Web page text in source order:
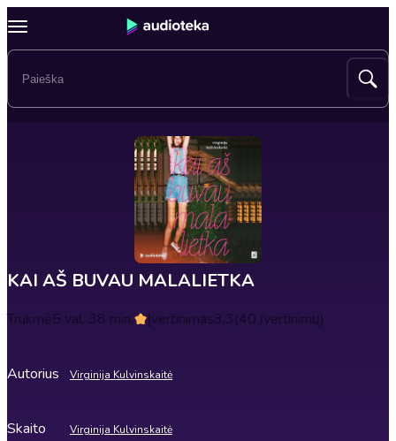
KAI AŠ BUVAU MALALIETKA
Trukmė5 val. 38 min. Įvertinimas3.3(40 įvertinimų)
Autorius Virginija Kulvinskaitė
Skaito Virginija Kulvinskaitė